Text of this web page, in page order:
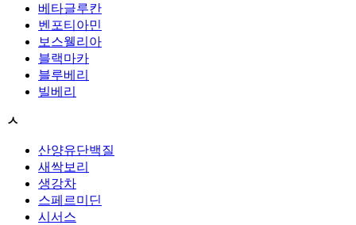
베타글루칸
벤포티아민
보스웰리아
블랙마카
블루베리
빌베리
ㅅ
산양유단백질
새싹보리
생강차
스페르미딘
시서스